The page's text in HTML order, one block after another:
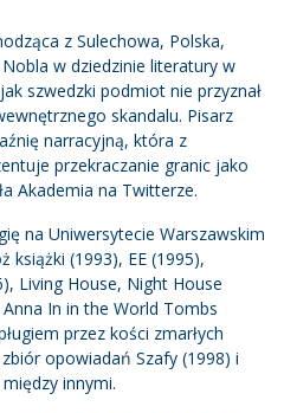
z Sulechowa, Polska,
w dziedzinie literatury w
szwedzki podmiot nie przyznał
skandalu. Pisarz
narracyjną, która z
przekraczanie granic jako
Akademia na Twitterze.
na Uniwersytecie Warszawskim
(1993), EE (1995),
Living House, Night House
In in the World Tombs
przez kości zmarłych
opowiadań Szafy (1998) i
innymi.